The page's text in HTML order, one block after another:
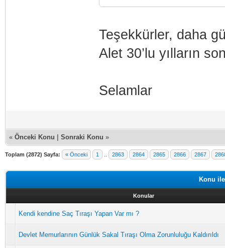
Teşekkürler, daha
Alet 30’lu yılların
Selamlar
« Önceki Konu Sonraki Konu »
Toplam (2872) Sayfa: « Önceki 1 2863 2864 2865 2866 2867
Konu
Konular
Kendi kendine Saç Tıraşı Yapan Var mı ?
Devlet Memurlarının Günlük Sakal Tıraşı Olma Zorunluluğu Kaldırıldı